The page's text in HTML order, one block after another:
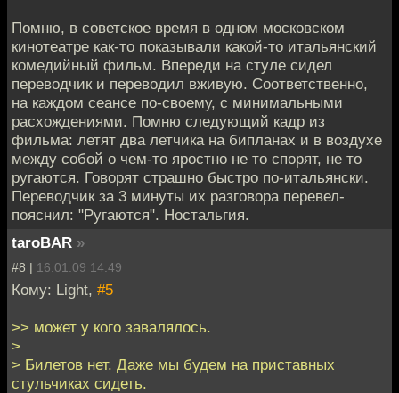
Помню, в советское время в одном московском
кинотеатре как-то показывали какой-то итальянский
комедийный фильм. Впереди на стуле сидел
переводчик и переводил вживую. Соответственно,
на каждом сеансе по-своему, с минимальными
расхождениями. Помню следующий кадр из
фильма: летят два летчика на бипланах и в воздухе
между собой о чем-то яростно не то спорят, не то
ругаются. Говорят страшно быстро по-итальянски.
Переводчик за 3 минуты их разговора перевел-
пояснил: "Ругаются". Ностальгия.
taroBAR »
#8 | 16.01.09 14:49
Кому: Light, #5
>> может у кого завалялось.
>
> Билетов нет. Даже мы будем на приставных
стульчиках сидеть.